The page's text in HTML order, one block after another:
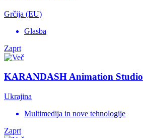
Grčija (EU)
Glasba
Zaprt
KARANDASH Animation Studio
Ukrajina
Multimedija in nove tehnologije
Zaprt